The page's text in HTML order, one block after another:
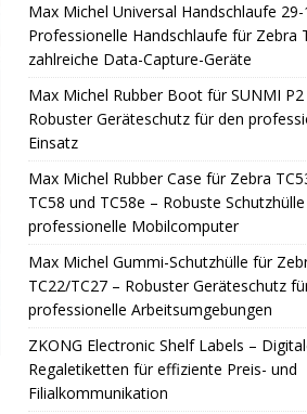
Max Michel Universal Handschlaufe
Professionelle Handschlaufe für Zebra
zahlreiche Data-Capture-Geräte
Max Michel Rubber Boot für SUNMI P2
Robuster Geräteschutz für den
Einsatz
Max Michel Rubber Case für Zebra
TC58 und TC58e – Robuste
professionelle Mobilcomputer
Max Michel Gummi-Schutzhülle für
TC22/TC27 – Robuster Geräteschutz
professionelle Arbeitsumgebungen
ZKONG Electronic Shelf Labels –
Regaletiketten für effiziente Preis- und
Filialkommunikation